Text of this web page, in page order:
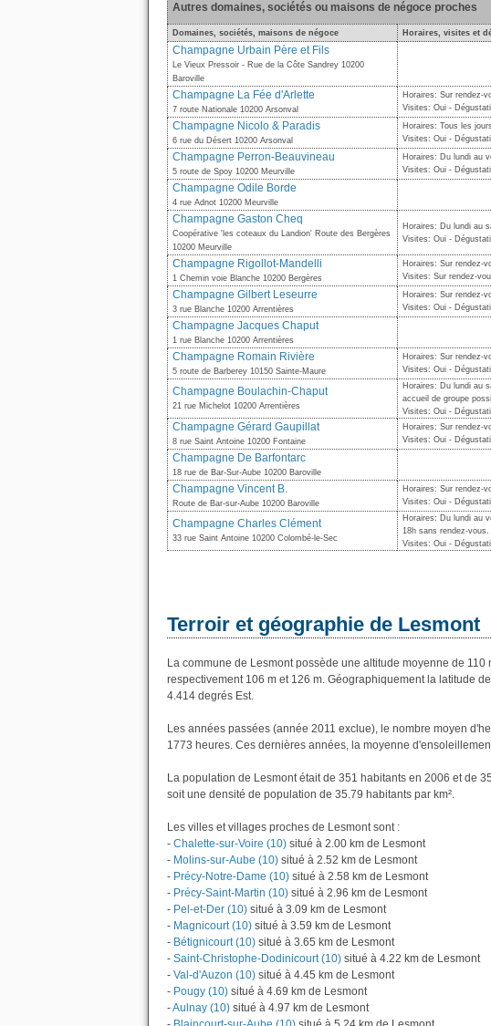
Autres domaines, sociétés ou maisons de négoce proches
Domaines, sociétés, maisons de négoce Horaires, visites et
Champagne Urbain Père et Fils
Le Vieux Pressoir - Rue de la Côte Sandrey 10200
Baroville
Champagne La Fée d'Arlette
7 route Nationale 10200 Arsonval
Horaires: Sur rendez-
Visites: Oui -
Champagne Nicolo & Paradis
6 rue du Désert 10200 Arsonval
Horaires: Tous les
Visites: Oui -
Champagne Perron-Beauvineau
5 route de Spoy 10200 Meurville
Horaires: Du lundi au
Visites: Oui -
Champagne Odile Borde
4 rue Adnot 10200 Meurville
Champagne Gaston Cheq
Coopérative 'les coteaux du Landion' Route des Bergères
10200 Meurville
Horaires: Du lundi au
Visites: Oui -
Champagne Rigollot-Mandelli
1 Chemin voie Blanche 10200 Bergères
Horaires: Sur rendez-
Visites: Sur rendez-
Champagne Gilbert Leseurre
3 rue Blanche 10200 Arrentières
Horaires: Sur rendez-
Visites: Oui -
Champagne Jacques Chaput
1 rue Blanche 10200 Arrentières
Champagne Romain Rivière
5 route de Barberey 10150 Sainte-Maure
Horaires: Sur rendez-
Visites: Oui -
Champagne Boulachin-Chaput
21 rue Michelot 10200 Arrentières
Horaires: Du lundi au
accueil de groupe
Visites: Oui -
Champagne Gérard Gaupillat
8 rue Saint Antoine 10200 Fontaine
Horaires: Sur rendez-
Visites: Oui -
Champagne De Barfontarc
18 rue de Bar-Sur-Aube 10200 Baroville
Champagne Vincent B.
Route de Bar-sur-Aube 10200 Baroville
Horaires: Sur rendez-
Visites: Oui -
Champagne Charles Clément
33 rue Saint Antoine 10200 Colombé-le-Sec
Horaires: Du lundi au
18h sans rendez-
Visites: Oui -
Terroir et géographie de Lesmont
La commune de Lesmont possède une altitude moyenne de
respectivement 106 m et 126 m. Géographiquement la latitude
4.414 degrés Est.
Les années passées (année 2011 exclue), le nombre moyen
1773 heures. Ces dernières années, la moyenne
La population de Lesmont était de 351 habitants en 2006 et de
soit une densité de population de 35.79 habitants par km².
Les villes et villages proches de Lesmont sont :
- Chalette-sur-Voire (10) situé à 2.00 km de Lesmont
- Molins-sur-Aube (10) situé à 2.52 km de Lesmont
- Précy-Notre-Dame (10) situé à 2.58 km de Lesmont
- Précy-Saint-Martin (10) situé à 2.96 km de Lesmont
- Pel-et-Der (10) situé à 3.09 km de Lesmont
- Magnicourt (10) situé à 3.59 km de Lesmont
- Bétignicourt (10) situé à 3.65 km de Lesmont
- Saint-Christophe-Dodinicourt (10) situé à 4.22 km de Lesmont
- Val-d'Auzon (10) situé à 4.45 km de Lesmont
- Pougy (10) situé à 4.69 km de Lesmont
-Aulnay (10) situé à 4.97 km de Lesmont